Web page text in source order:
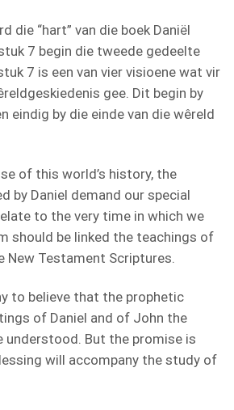
die “hart” van die boek Daniël
7 begin die tweede gedeelte
7 is een van vier visioene wat vir
gee. Dit begin by
eindig by die einde van die wêreld
of this world’s history, the
by Daniel demand our special
to the very time in which we
should be linked the teachings of
Testament Scriptures.
to believe that the prophetic
of Daniel and of John the
understood. But the promise is
will accompany the study of